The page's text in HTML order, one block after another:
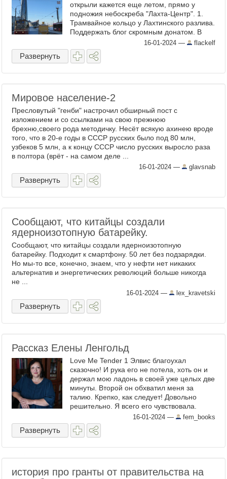
открыли кажется еще летом, прямо у
подножия небоскреба "Лахта-Центр". 1.
Трамвайное кольцо у Лахтинского разлива.
Поддержать блог скромным донатом. В
глухие пост-праздничные недели мне
этого будет сильно не ...
16-01-2024 — flackelf
Развернуть
Мировое население-2
Пресловутый "генби" настрочил обширный пост с
изложением и со ссылками на свою прежнюю
брехню,своего рода методичку. Несёт всякую ахинею вроде
того, что в 20-е годы в СССР русских было под 80 млн,
узбеков 5 млн, а к концу СССР число русских выросло раза
в полтора (врёт - на самом деле ...
16-01-2024 — glavsnab
Развернуть
Сообщают, что китайцы создали
ядерноизотопную батарейку.
Сообщают, что китайцы создали ядерноизотопную
батарейку. Подходит к смартфону. 50 лет без подзарядки.
Но мы-то все, конечно, знаем, что у нефти нет никаких
альтернатив и энергетических революций больше никогда
не ...
16-01-2024 — lex_kravetski
Развернуть
Рассказ Елены Ленгольд
Love Me Tender 1 Элвис благоухал
сказочно! И рука его не потела, хоть он и
держал мою ладонь в своей уже целых две
минуты. Второй он обхватил меня за
талию. Крепко, как следует! Довольно
решительно. Я всего его чувствовала.
Немножко щекотали нос блестки его
высокого воротника. ...
16-01-2024 — fem_books
Развернуть
история про гранты от правительства на